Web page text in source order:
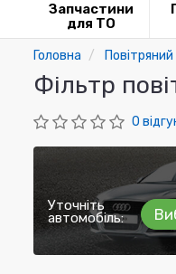
Запчастини
для ТО
Головна
Фільтр
0
Уточніть
автомобіль: